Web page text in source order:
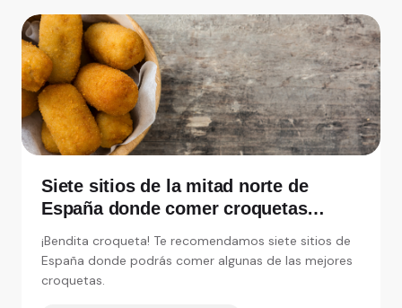
Siete sitios de la mitad norte de
España donde comer croquetas
¡Bendita croqueta! Te recomendamos siete sitios de
España donde podrás comer algunas de las mejores
croquetas.